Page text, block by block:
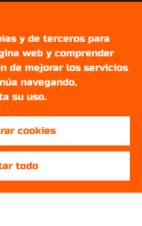
y de terceros para
web y comprender
de mejorar los servicios
navegando,
su uso.
cookies
todo